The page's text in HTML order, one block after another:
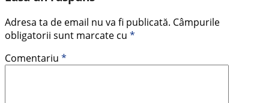
Adresa ta de email nu va fi publicată. Câmpurile
obligatorii sunt marcate cu *
Comentariu *